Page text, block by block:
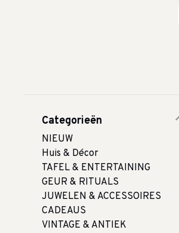
Categorieën
NIEUW
Huis & Décor
TAFEL & ENTERTAINING
GEUR & RITUALS
JUWELEN & ACCESSOIRES
CADEAUS
VINTAGE & ANTIEK